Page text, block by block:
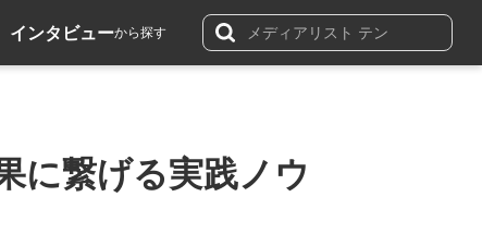
インタビューから探す
に繋げる実践ノウ